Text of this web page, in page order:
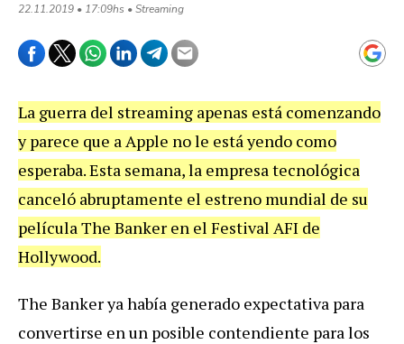
22.11.2019 • 17:09hs • Streaming
La guerra del streaming apenas está comenzando
y parece que a Apple no le está yendo como
esperaba. Esta semana, la empresa tecnológica
canceló abruptamente el estreno mundial de su
película The Banker en el Festival AFI de
Hollywood.
The Banker ya había generado expectativa para
convertirse en un posible contendiente para los